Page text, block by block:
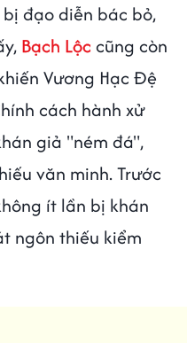
đạo diễn bác bỏ,
Bạch Lộccũng còn
Vương Hạc Đệ
cách hành xử
giả "ném đá",
văn minh. Trước
ít lần bị khán
ngôn thiếu kiểm